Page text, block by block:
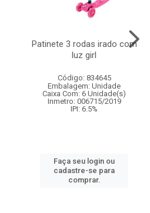
Patinete 3 rodas irado com
luz girl
Código: 834645
Embalagem: Unidade
Caixa Com: 6 Unidade(s)
Inmetro: 006715/2019
IPI: 6.5%
Faça seu login ou
cadastre-se para
comprar.